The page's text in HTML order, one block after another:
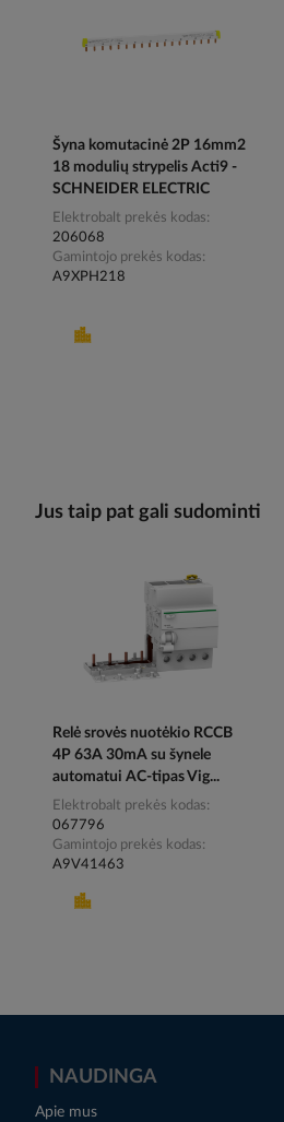
Šyna komutacinė 2P 16mm2
18 modulių strypelis Acti9 -
SCHNEIDER ELECTRIC
Elektrobalt prekės kodas
206068
Gamintojo prekės kodas
A9XPH218
Jus taip pat gali sudominti
Relė srovės nuotėkio RCCB
4P 63A 30mA su šynele
automatui AC-tipas Vig...
Elektrobalt prekės kodas
067796
Gamintojo prekės kodas
A9V41463
NAUDINGA
Apie mus